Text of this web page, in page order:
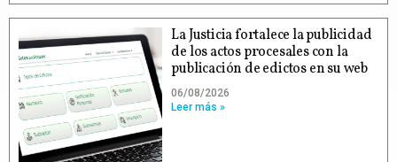
La Justicia fortalece la publicidad
de los actos procesales con la
publicación de edictos en su web
06/08/2026
Leer más »